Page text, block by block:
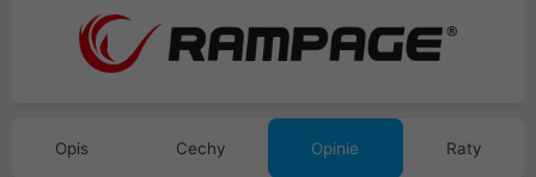
Opis Cechy Opinie Raty